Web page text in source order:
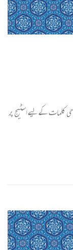
کلمات کے لیے اسٹیج پر